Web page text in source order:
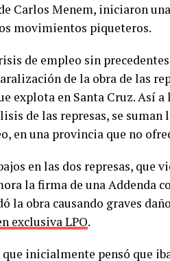
Carlos Menem, iniciaron
movimientos piqueteros.
de empleo sin
de la obra de las
explota en Santa Cruz. Así
de las represas, se
en una provincia que no
en las dos represas, que
la firma de una Addenda
la obra causando graves
exclusiva LPO.
inicialmente pensó que